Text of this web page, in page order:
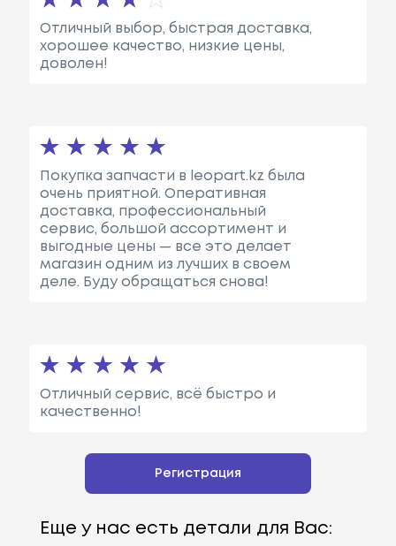
Отличный выбор, быстрая доставка,
хорошее качество, низкие цены,
доволен!
Покупка запчасти в leopart.kz была
очень приятной. Оперативная
доставка, профессиональный
сервис, большой ассортимент и
выгодные цены — все это делает
магазин одним из лучших в своем
деле. Буду обращаться снова!
Отличный сервис, всё быстро и
качественно!
Регистрация
Еще у нас есть детали для Вас: